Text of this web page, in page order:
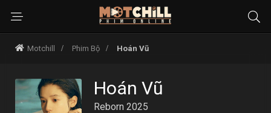
Motchill Phim Bộ Hoán Vũ
Hoán Vũ
Reborn 2025